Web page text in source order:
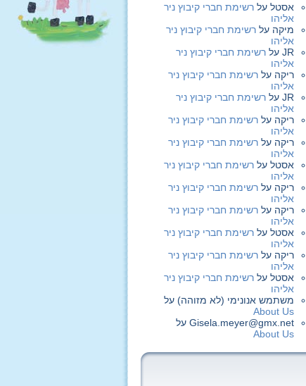
אסטל על רשימת חברי קיבוץ ניר
אליהו
מיקה על רשימת חברי קיבוץ ניר
אליהו
JR על רשימת חברי קיבוץ ניר
אליהו
ריקה על רשימת חברי קיבוץ ניר
אליהו
JR על רשימת חברי קיבוץ ניר
אליהו
ריקה על רשימת חברי קיבוץ ניר
אליהו
ריקה על רשימת חברי קיבוץ ניר
אליהו
אסטל על רשימת חברי קיבוץ ניר
אליהו
ריקה על רשימת חברי קיבוץ ניר
אליהו
ריקה על רשימת חברי קיבוץ ניר
אליהו
אסטל על רשימת חברי קיבוץ ניר
אליהו
ריקה על רשימת חברי קיבוץ ניר
אליהו
אסטל על רשימת חברי קיבוץ ניר
אליהו
משתמש אנונימי (לא מזוהה) על
About Us
Gisela.meyer@gmx.net על
About Us